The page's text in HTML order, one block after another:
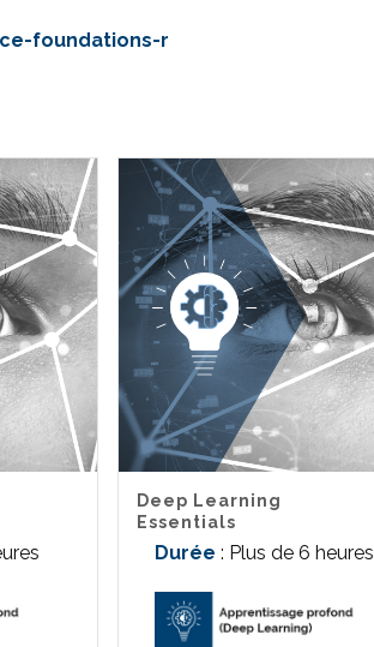
foundations-r
Deep Learning
Essentials
Durée : Plus de 6 heures